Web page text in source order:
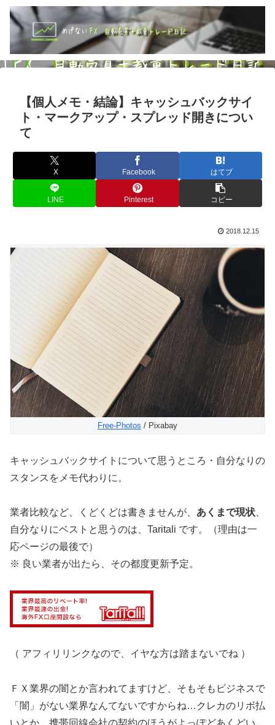
【個人メモ・結論】キャッシュバックサイ
ト・マークアップ・スプレッド開きについ
て
X Facebook はてブ
LINE Pinterest コピー
2018.12.15
Free-Photos / Pixabay
キャッシュバックサイトについて思うところ・自分なりの
スタンスをメモ代わりに。
業者比較など、くどくどは書きませんが、 あくまで現状
自分なりにベストと思うのは、Taritali です。（理由は一
応ページの最後で）
※ 良い業者が出たら、その都度更新予定。
（ アフィリリンクなので、イヤな方は踏まないでね ）
ＦＸ業界の闇とか言われてますけど、そもそもビジネスで
「闇」がない業界なんてないですからね…クレカのリボ払
いとか、携帯回線会社の契約のほうがよっぽどあくどい。